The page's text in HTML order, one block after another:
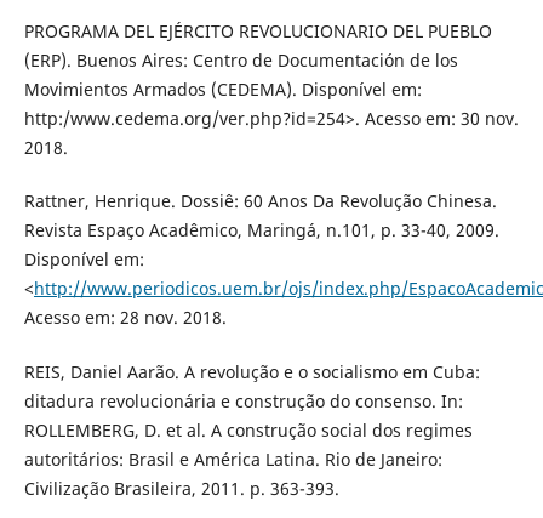
PROGRAMA DEL EJÉRCITO REVOLUCIONARIO DEL PUEBLO
(ERP). Buenos Aires: Centro de Documentación de los
Movimientos Armados (CEDEMA). Disponível em:
http:/www.cedema.org/ver.php?id=254>. Acesso em: 30 nov.
2018.
Rattner, Henrique. Dossiê: 60 Anos Da Revolução Chinesa.
Revista Espaço Acadêmico, Maringá, n.101, p. 33-40, 2009.
Disponível em:
<http://www.periodicos.uem.br/ojs/index.php/
Acesso em: 28 nov. 2018.
REIS, Daniel Aarão. A revolução e o socialismo em Cuba:
ditadura revolucionária e construção do consenso. In:
ROLLEMBERG, D. et al. A construção social dos regimes
autoritários: Brasil e América Latina. Rio de Janeiro:
Civilização Brasileira, 2011. p. 363-393.